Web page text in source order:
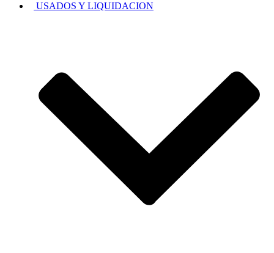
USADOS Y LIQUIDACION